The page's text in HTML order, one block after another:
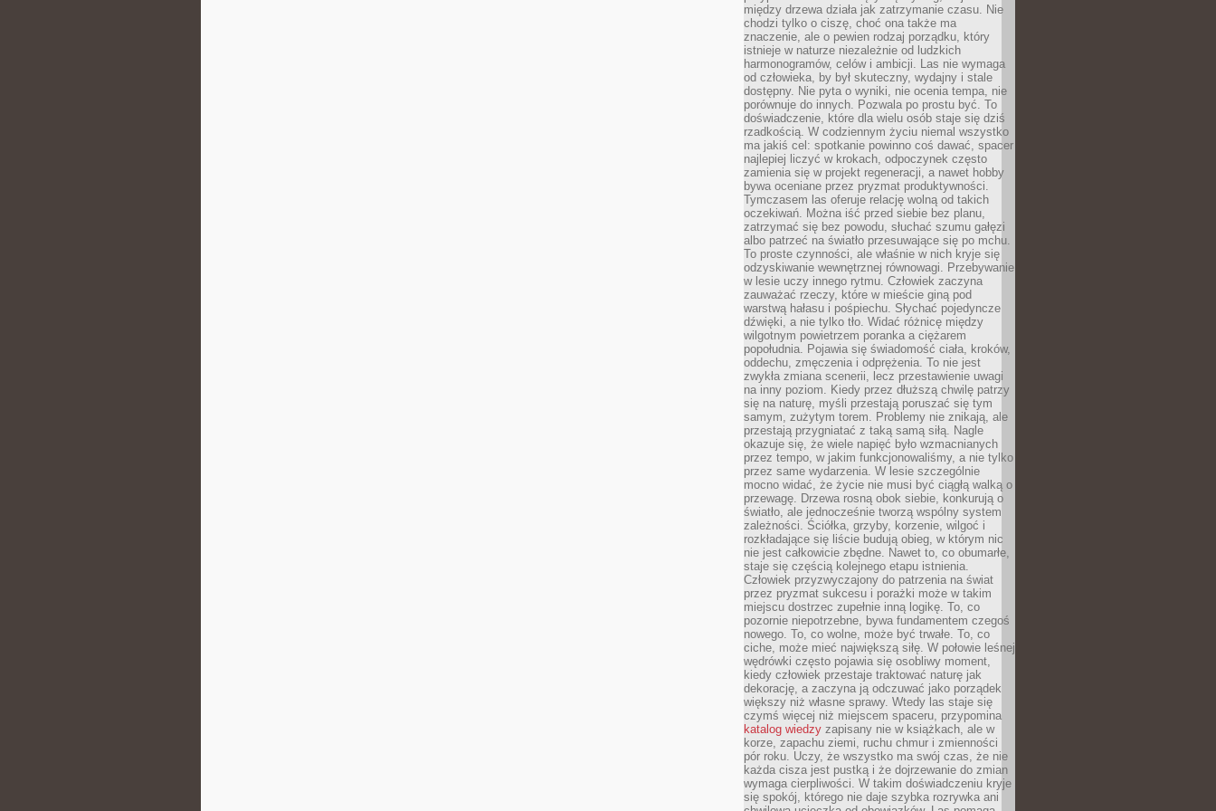
między drzewa działa jak zatrzymanie czasu. Nie
chodzi tylko o ciszę, choć ona także ma
znaczenie, ale o pewien rodzaj porządku, który
istnieje w naturze niezależnie od ludzkich
harmonogramów, celów i ambicji. Las nie wymaga
od człowieka, by był skuteczny, wydajny i stale
dostępny. Nie pyta o wyniki, nie ocenia tempa, nie
porównuje do innych. Pozwala po prostu być. To
doświadczenie, które dla wielu osób staje się dziś
rzadkością. W codziennym życiu niemal wszystko
ma jakiś cel: spotkanie powinno coś dawać, spacer
najlepiej liczyć w krokach, odpoczynek często
zamienia się w projekt regeneracji, a nawet hobby
bywa oceniane przez pryzmat produktywności.
Tymczasem las oferuje relację wolną od takich
oczekiwań. Można iść przed siebie bez planu,
zatrzymać się bez powodu, słuchać szumu gałęzi
albo patrzeć na światło przesuwające się po mchu.
To proste czynności, ale właśnie w nich kryje się
odzyskiwanie wewnętrznej równowagi. Przebywanie
w lesie uczy innego rytmu. Człowiek zaczyna
zauważać rzeczy, które w mieście giną pod
warstwą hałasu i pośpiechu. Słychać pojedyncze
dźwięki, a nie tylko tło. Widać różnicę między
wilgotnym powietrzem poranka a ciężarem
popołudnia. Pojawia się świadomość ciała, kroków,
oddechu, zmęczenia i odprężenia. To nie jest
zwykła zmiana scenerii, lecz przestawienie uwagi
na inny poziom. Kiedy przez dłuższą chwilę patrzy
się na naturę, myśli przestają poruszać się tym
samym, zużytym torem. Problemy nie znikają, ale
przestają przygniatać z taką samą siłą. Nagle
okazuje się, że wiele napięć było wzmacnianych
przez tempo, w jakim funkcjonowaliśmy, a nie tylko
przez same wydarzenia. W lesie szczególnie
mocno widać, że życie nie musi być ciągłą walką o
przewagę. Drzewa rosną obok siebie, konkurują o
światło, ale jednocześnie tworzą wspólny system
zależności. Ściółka, grzyby, korzenie, wilgoć i
rozkładające się liście budują obieg, w którym nic
nie jest całkowicie zbędne. Nawet to, co obumarłe,
staje się częścią kolejnego etapu istnienia.
Człowiek przyzwyczajony do patrzenia na świat
przez pryzmat sukcesu i porażki może w takim
miejscu dostrzec zupełnie inną logikę. To, co
pozornie niepotrzebne, bywa fundamentem czegoś
nowego. To, co wolne, może być trwałe. To, co
ciche, może mieć największą siłę. W połowie leśnej
wędrówki często pojawia się osobliwy moment,
kiedy człowiek przestaje traktować naturę jak
dekorację, a zaczyna ją odczuwać jako porządek
większy niż własne sprawy. Wtedy las staje się
czymś więcej niż miejscem spaceru, przypomina
katalog wiedzy zapisany nie w książkach, ale w
korze, zapachu ziemi, ruchu chmur i zmienności
pór roku. Uczy, że wszystko ma swój czas, że nie
każda cisza jest pustką i że dojrzewanie do zmian
wymaga cierpliwości. W takim doświadczeniu kryje
się spokój, którego nie daje szybka rozrywka ani